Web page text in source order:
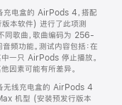
电盒的 AirPods 4，搭配
本软件) 进行了此项测
歌曲，歌曲编码为 256-
频功能。测试内容包括：在
一只 AirPods 停止播放。
因素可能有所差异。
线充电盒的 AirPods 4
机型 (安装预发行版本